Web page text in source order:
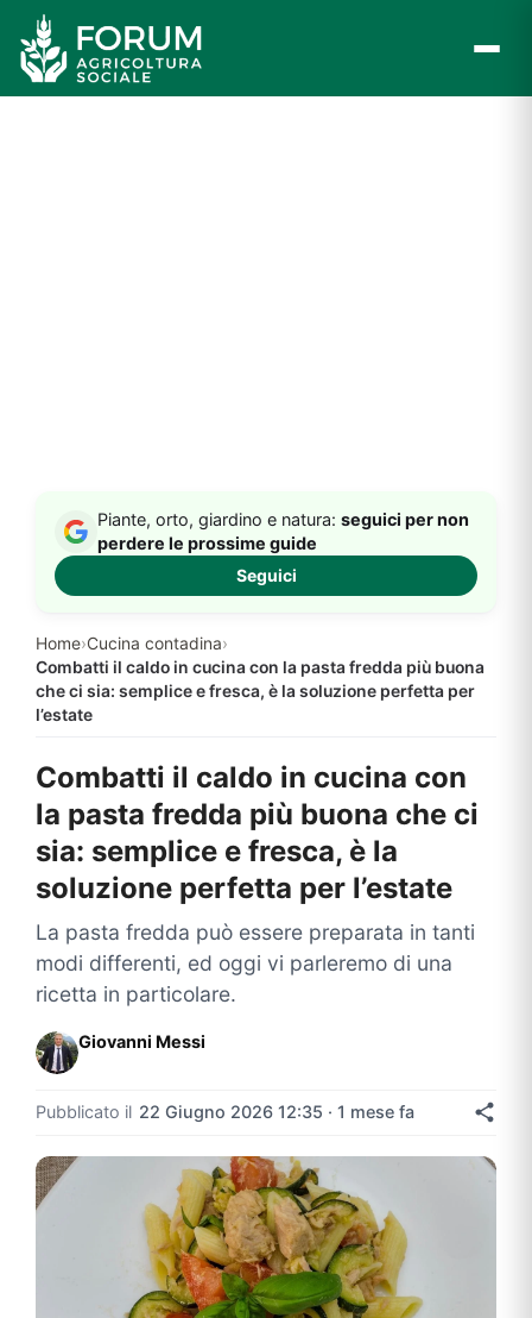
contenuto
Home›Cucina contadina›
Combatti il caldo in cucina con la pasta fredda più buona
che ci sia: semplice e fresca, è la soluzione perfetta per
l’estate
Piante, orto, giardino e natura: seguici per non
perdere le prossime guide
Seguici
Combatti il caldo in cucina con
la pasta fredda più buona che ci
sia: semplice e fresca, è la
soluzione perfetta per l’estate
La pasta fredda può essere preparata in tanti
modi differenti, ed oggi vi parleremo di una
ricetta in particolare.
Giovanni Messi
Pubblicato il 22 Giugno 2026 12:35 · 1 mese fa